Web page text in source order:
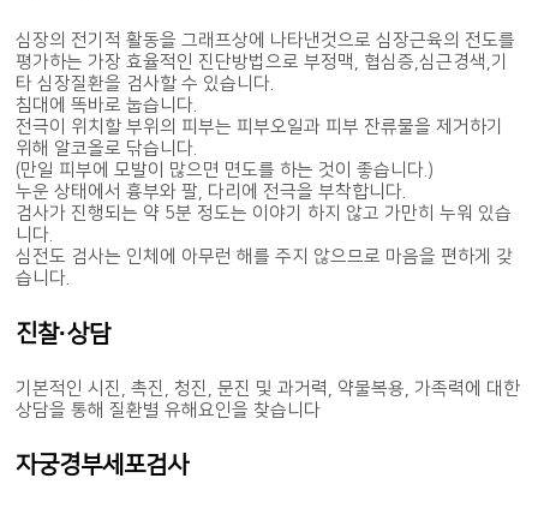
심장의 전기적 활동을 그래프상에 나타낸것으로 심장근육의 전도를
평가하는 가장 효율적인 진단방법으로 부정맥, 협심증,심근경색,기
타 심장질환을 검사할 수 있습니다.
침대에 똑바로 눕습니다.
전극이 위치할 부위의 피부는 피부오일과 피부 잔류물을 제거하기
위해 알코올로 닦습니다.
(만일 피부에 모발이 많으면 면도를 하는 것이 좋습니다.)
누운 상태에서 흉부와 팔, 다리에 전극을 부착합니다.
검사가 진행되는 약 5분 정도는 이야기 하지 않고 가만히 누워 있습
니다.
심전도 검사는 인체에 아무런 해를 주지 않으므로 마음을 편하게 갖
습니다.
진찰·상담
기본적인 시진, 촉진, 청진, 문진 및 과거력, 약물복용, 가족력에 대한
상담을 통해 질환별 유해요인을 찾습니다
자궁경부세포검사